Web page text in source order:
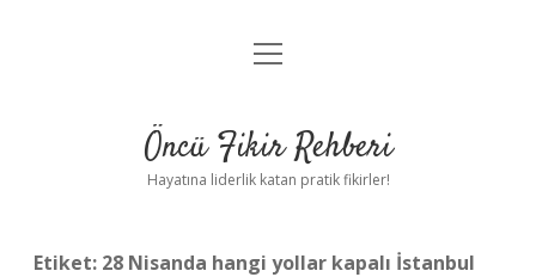
Anasayfa
Yasal Uyarı
menüyü
Öncü Fikir Rehberi
Hayatına liderlik katan pratik fikirler!
Etiket: 28 Nisanda hangi yollar kapalı İstanbul